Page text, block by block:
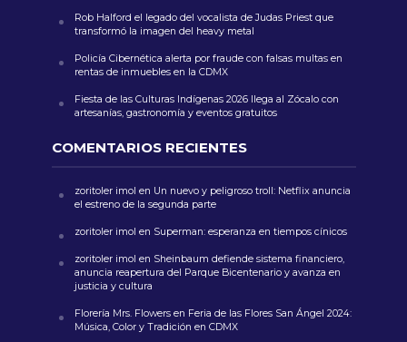
Rob Halford el legado del vocalista de Judas Priest que
transformó la imagen del heavy metal
Policía Cibernética alerta por fraude con falsas multas en
rentas de inmuebles en la CDMX
Fiesta de las Culturas Indígenas 2026 llega al Zócalo con
artesanías, gastronomía y eventos gratuitos
COMENTARIOS RECIENTES
zoritoler imol en Un nuevo y peligroso troll: Netflix anuncia
el estreno de la segunda parte
zoritoler imol en Superman: esperanza en tiempos cínicos
zoritoler imol en Sheinbaum defiende sistema financiero,
anuncia reapertura del Parque Bicentenario y avanza en
justicia y cultura
Florería Mrs. Flowersen Feria de las Flores San Ángel 2024:
Música, Color y Tradición en CDMX